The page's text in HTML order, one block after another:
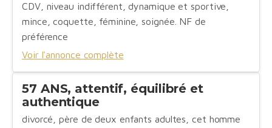
CDV, niveau indifférent, dynamique et sportive,
mince, coquette, féminine, soignée. NF de
préférence
Voir l'annonce complète
57 ANS, attentif, équilibré et
authentique
divorcé, père de deux enfants adultes, cet homme